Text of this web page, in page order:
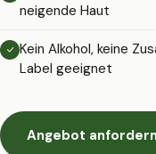
neigende Haut
Kein Alkohol, keine
Label geeignet
Angebot anfordern